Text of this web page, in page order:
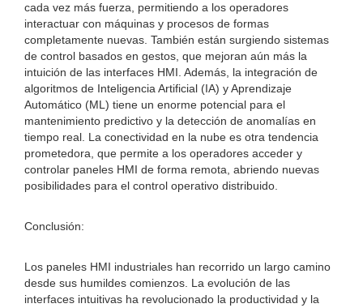
cada vez más fuerza, permitiendo a los operadores
interactuar con máquinas y procesos de formas
completamente nuevas. También están surgiendo sistemas
de control basados ​​en gestos, que mejoran aún más la
intuición de las interfaces HMI. Además, la integración de
algoritmos de Inteligencia Artificial (IA) y Aprendizaje
Automático (ML) tiene un enorme potencial para el
mantenimiento predictivo y la detección de anomalías en
tiempo real. La conectividad en la nube es otra tendencia
prometedora, que permite a los operadores acceder y
controlar paneles HMI de forma remota, abriendo nuevas
posibilidades para el control operativo distribuido.
Conclusión:
Los paneles HMI industriales han recorrido un largo camino
desde sus humildes comienzos. La evolución de las
interfaces intuitivas ha revolucionado la productividad y la